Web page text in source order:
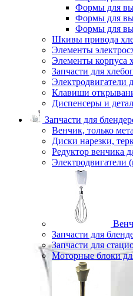
Формы для
Формы для
Формы для
Шкивы привода
Элементы
Элементы корпуса
Запчасти для
Электродвигатели
Клавиши
Диспенсеры и
Запчасти для
Венчик, только
Диски нарезки,
Редуктор венчика
Электродвигатели
Запчасти для
Запчасти для
Моторные блоки